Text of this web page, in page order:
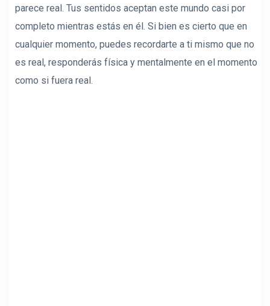
parece real. Tus sentidos aceptan este mundo casi por
completo mientras estás en él. Si bien es cierto que en
cualquier momento, puedes recordarte a ti mismo que no
es real, responderás física y mentalmente en el momento
como si fuera real.